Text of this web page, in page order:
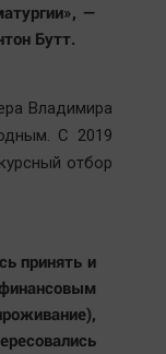
—
Бутт.
Владимира
С 2019
отбор
принять и